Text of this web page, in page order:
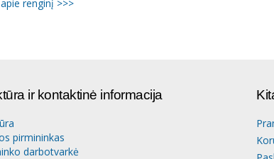
renginį >>>
ir kontaktinė informacija
pirmininkas
darbotvarkė